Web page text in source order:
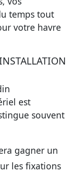
temps tout
votre havre
est
souvent
gagner un
les fixations